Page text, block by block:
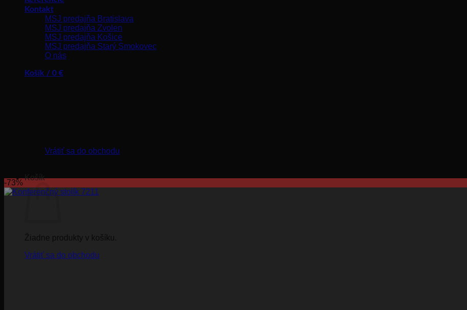
Kontakt
MSJ predajňa Bratislava
MSJ predajňa Zvolen
MSJ predajňa Košice
MSJ predajňa Starý Smokovec
O nás
Košík / 0 €
Vrátiť sa do obchodu
Košík
Žiadne produkty v košíku.
Vrátiť sa do obchodu
-73%